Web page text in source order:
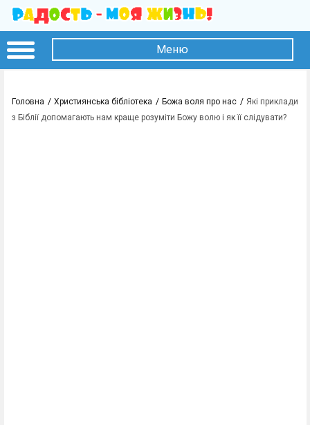
Меню
Головна Християнська бібліотека Божа воля про нас
Які приклади
з Біблії допомагають нам краще розуміти Божу волю і як її слідувати?